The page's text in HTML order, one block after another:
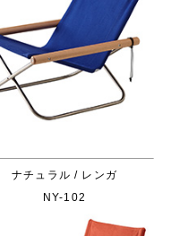
ナチュラル / レンガ
NY-102